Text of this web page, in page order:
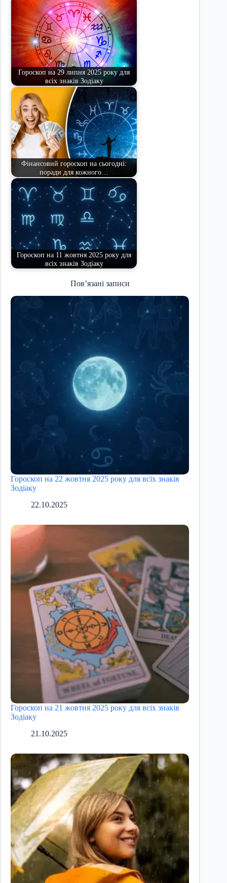
Гороскоп на 29 липня 2025 року для
всіх знаків Зодіаку
Фінансовий гороскоп на сьогодні:
поради для кожного…
Гороскоп на 11 жовтня 2025 року для
всіх знаків Зодіаку
Пов’язані записи
Гороскоп на 22 жовтня 2025 року для всіх знаків
Зодіаку
22.10.2025
Гороскоп на 21 жовтня 2025 року для всіх знаків
Зодіаку
21.10.2025